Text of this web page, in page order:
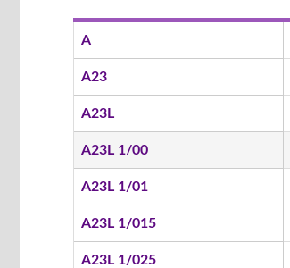
A
A23
A23L
A23L 1/00
A23L 1/01
A23L 1/015
A23L 1/025